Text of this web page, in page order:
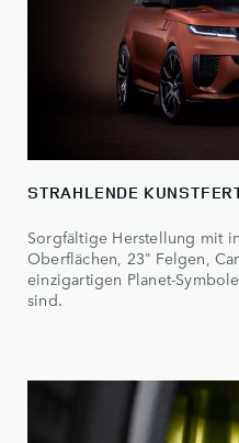
STRAHLENDE
Sorgfältige Herstellung mit
Oberflächen, 23" Felgen,
einzigartigen Planet-
sind.